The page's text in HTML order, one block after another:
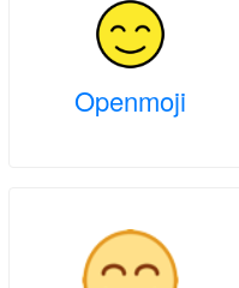
Openmoji